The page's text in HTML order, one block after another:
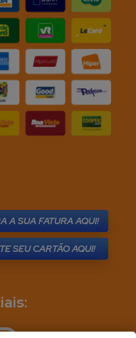
A SUA FATURA AQUI!
SEU CARTÃO AQUI!